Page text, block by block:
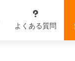
よくある質問